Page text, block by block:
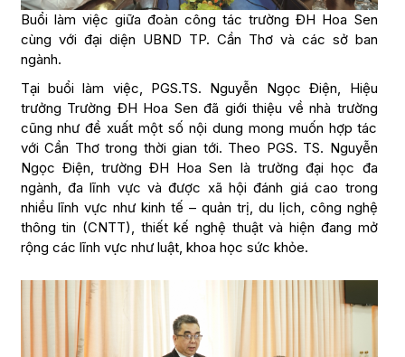
Buổi làm việc giữa đoàn công tác trường ĐH Hoa Sen
cùng với đại diện UBND TP. Cần Thơ và các sở ban
ngành.
Tại buổi làm việc, PGS.TS. Nguyễn Ngọc Điện, Hiệu
trưởng Trường ĐH Hoa Sen đã giới thiệu về nhà trường
cũng như đề xuất một số nội dung mong muốn hợp tác
với Cần Thơ trong thời gian tới. Theo PGS. TS. Nguyễn
Ngọc Điện, trường ĐH Hoa Sen là trường đại học đa
ngành, đa lĩnh vực và được xã hội đánh giá cao trong
nhiều lĩnh vực như kinh tế – quản trị, du lịch, công nghệ
thông tin (CNTT), thiết kế nghệ thuật và hiện đang mở
rộng các lĩnh vực như luật, khoa học sức khỏe.